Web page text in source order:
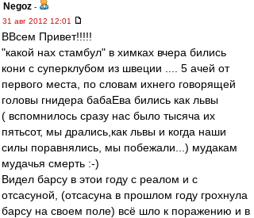
Negoz -
31 авг 2012 12:01
ВВсем Привет!!!!!
"какой нах стамбул" в химках вчера бились
кони с суперклубом из швеции .... 5 ачей от
первого места, по словам ихнего говорящей
головы гнидера бабаЕва бились как львы
( вспомнилось сразу нас было тысяча их
пятьсот, мы дрались,как львы и когда наши
силы поравнялись, мы побежали...) мудакам
мудачья смерть :-)
Видел барсу в этои году с реалом и с
отсасуной, (отсасуна в прошлом году грохнула
барсу на своем поле) всё шло к поражению и в